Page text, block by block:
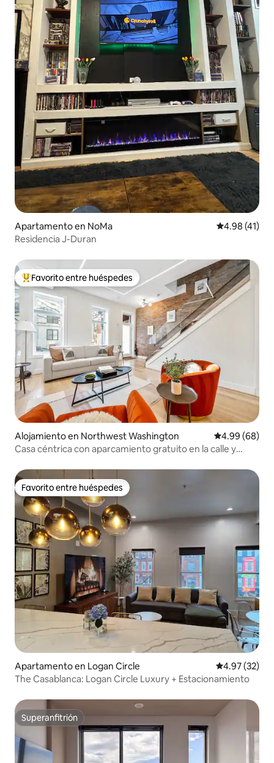
Apartamento en NoMa Calificación
4.98 (41)
Residencia J-Duran
Favorito entre huéspedes preferido
Favorito entre huéspedes
Alojamiento en Northwest Washington Calificación
4.99 (68)
Casa céntrica con aparcamiento gratuito en la calle y
Favorito entre huéspedes
Favorito entre huéspedes
Apartamento en Logan Circle Calificación
4.97 (32)
The Casablanca: Logan Circle Luxury + Estacionamiento
Superanfitrión
Superanfitrión